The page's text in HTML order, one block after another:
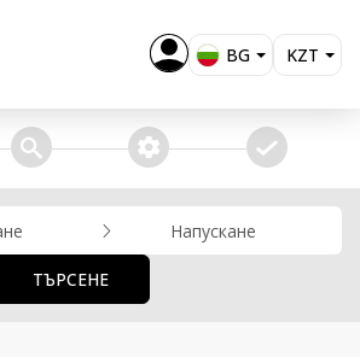
BG
KZT
RUB
RON
search extra_services confirm
Напускане
ТЪРСЕНЕ